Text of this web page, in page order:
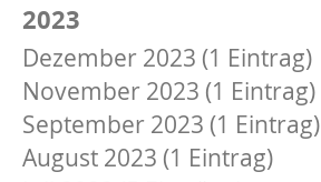
2023
Dezember 2023 (1 Eintrag)
November 2023 (1 Eintrag)
September 2023 (1 Eintrag)
August 2023 (1 Eintrag)